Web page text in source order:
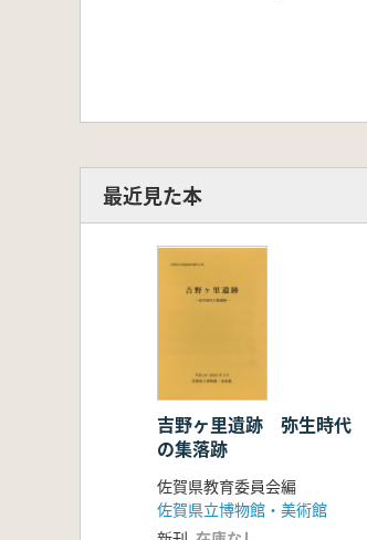
最近見た本
吉野ヶ里遺跡 弥生時代
の集落跡
佐賀県教育委員会編
佐賀県立博物館・美術館